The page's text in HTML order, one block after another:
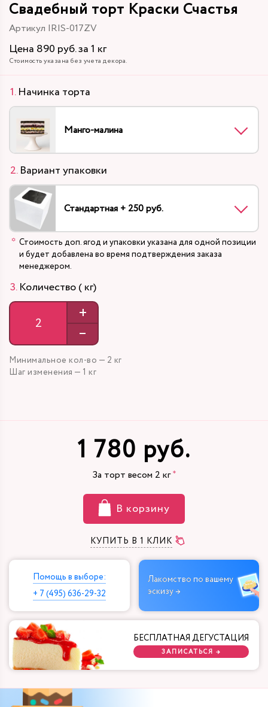
Свадебный торт Краски Счастья
Артикул IRIS-017ZV
Цена 890 руб. за 1 кг
Стоимость указана без учета декора.
Начинка торта
Манго-малина
Вариант упаковки
Стандартная + 250 руб.
Стоимость доп. ягод и упаковки указана для одной позиции
и будет добавлена во время подтверждения заказа
менеджером.
Количество ( кг)
+
–
Минимальное кол-во — 2 кг
Шаг изменения — 1 кг
1 780 руб.
За торт весом 2 кг
В корзину
КУПИТЬ В 1 КЛИК
Помощь в выборе:
+ 7 (495) 636-29-32
Лакомство по вашему
эскизу →
БЕСПЛАТНАЯ ДЕГУСТАЦИЯ
ЗАПИСАТЬСЯ →